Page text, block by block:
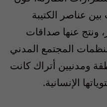
عناصر الكتيبة
ونتج عنها صداقات
المجتمع المدني
ومدنيين أتراك كانت
الإنسانية.